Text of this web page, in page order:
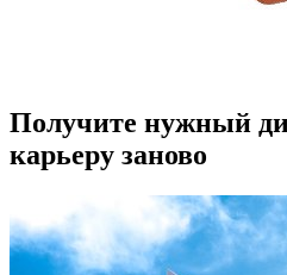
Получите нужный
карьеру заново